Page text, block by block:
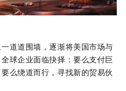
道道围墙，逐渐将美国市场与
球企业面临抉择：要么支付巨
么绕道而行，寻找新的贸易伙